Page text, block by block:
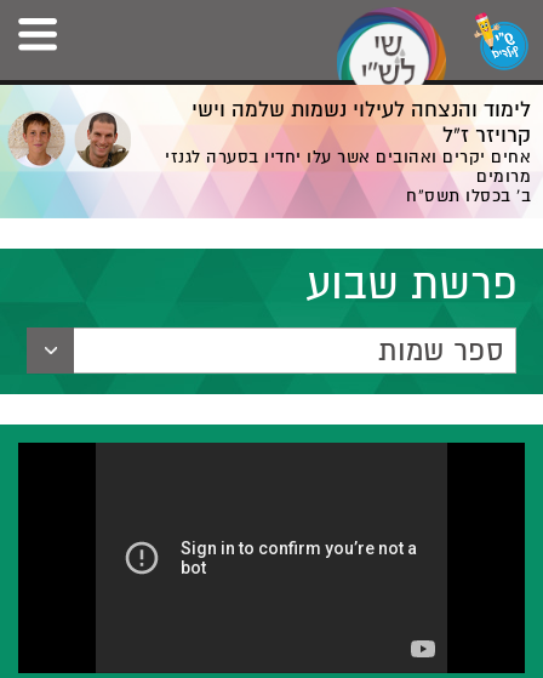
לימוד והנצחה לעילוי נשמות שלמה וישי
קרויזר ז”ל
אחים יקרים ואהובים אשר עלו יחדיו בסערה לגנזי
מרומים
ב' בכסלו תשס”ח
פרשת שבוע
ספר שמות